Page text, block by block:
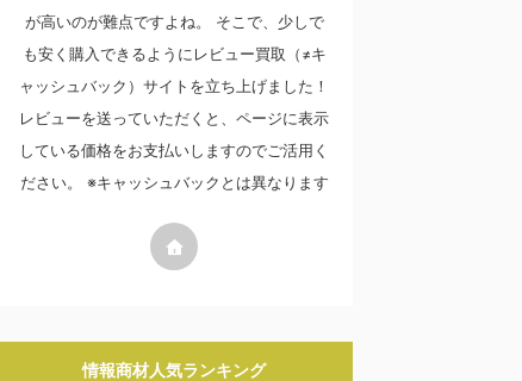
が高いのが難点ですよね。 そこで、少しで
も安く購入できるようにレビュー買取（≠キ
ャッシュバック）サイトを立ち上げました！
レビューを送っていただくと、ページに表示
している価格をお支払いしますのでご活用く
ださい。 ※キャッシュバックとは異なります
情報商材人気ランキング